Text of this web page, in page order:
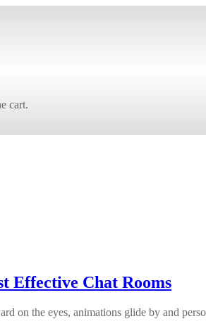
cart.
Effective Chat Rooms
on the eyes, animations glide by and